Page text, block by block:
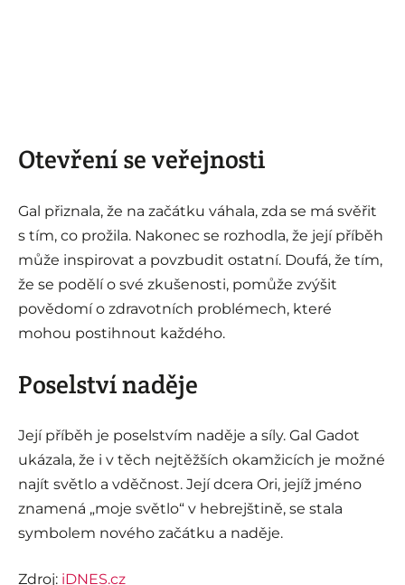
Otevření se veřejnosti
Gal přiznala, že na začátku váhala, zda se má svěřit
s tím, co prožila. Nakonec se rozhodla, že její příběh
může inspirovat a povzbudit ostatní. Doufá, že tím,
že se podělí o své zkušenosti, pomůže zvýšit
povědomí o zdravotních problémech, které
mohou postihnout každého.
Poselství naděje
Její příběh je poselstvím naděje a síly. Gal Gadot
ukázala, že i v těch nejtěžších okamžicích je možné
najít světlo a vděčnost. Její dcera Ori, jejíž jméno
znamená „moje světlo“ v hebrejštině, se stala
symbolem nového začátku a naděje.
Zdroj: iDNES.cz